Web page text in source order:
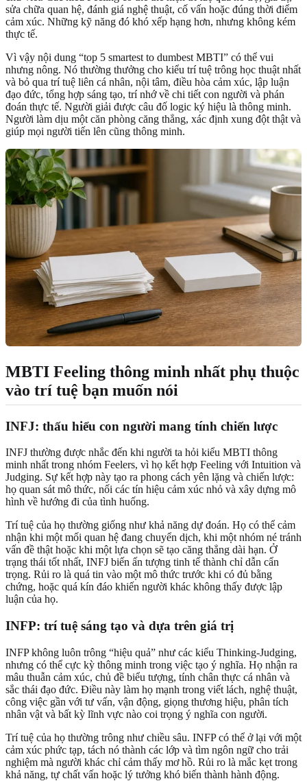
sửa chữa quan hệ, đánh giá nghệ thuật, cố vấn hoặc đúng thời điểm
cảm xúc. Những kỹ năng đó khó xếp hạng hơn, nhưng không kém
thực tế.
Vì vậy nội dung “top 5 smartest to dumbest MBTI” có thể vui
nhưng nông. Nó thường thưởng cho kiểu trí tuệ trông học thuật nhất
và bỏ qua trí tuệ liên cá nhân, nội tâm, điều hòa cảm xúc, lập luận
đạo đức, tổng hợp sáng tạo, trí nhớ về chi tiết con người và phán
đoán thực tế. Người giải được câu đố logic ký hiệu là thông minh.
Người làm dịu một căn phòng căng thẳng, xác định xung đột thật và
giúp mọi người tiến lên cũng thông minh.
MBTI Feeling thông minh nhất phụ thuộc
vào trí tuệ bạn muốn nói
INFJ: thấu hiểu con người mang tính chiến lược
INFJ thường được nhắc đến khi người ta hỏi kiểu MBTI thông
minh nhất trong nhóm Feelers, vì họ kết hợp Feeling với Intuition và
Judging. Sự kết hợp này tạo ra phong cách yên lặng và chiến lược:
họ quan sát mô thức, nối các tín hiệu cảm xúc nhỏ và xây dựng mô
hình về hướng đi của tình huống.
Trí tuệ của họ thường giống như khả năng dự đoán. Họ có thể cảm
nhận khi một mối quan hệ đang chuyển dịch, khi một nhóm né tránh
vấn đề thật hoặc khi một lựa chọn sẽ tạo căng thẳng dài hạn. Ở
trạng thái tốt nhất, INFJ biến ấn tượng tinh tế thành chỉ dẫn cẩn
trọng. Rủi ro là quá tin vào một mô thức trước khi có đủ bằng
chứng, hoặc quá kín đáo khiến người khác không thấy được lập
luận của họ.
INFP: trí tuệ sáng tạo và dựa trên giá trị
INFP không luôn trông “hiệu quả” như các kiểu Thinking-Judging,
nhưng có thể cực kỳ thông minh trong việc tạo ý nghĩa. Họ nhận ra
mâu thuẫn cảm xúc, chủ đề biểu tượng, tính chân thực cá nhân và
sắc thái đạo đức. Điều này làm họ mạnh trong viết lách, nghệ thuật,
công việc gần với tư vấn, vận động, giọng thương hiệu, phân tích
nhân vật và bất kỳ lĩnh vực nào coi trọng ý nghĩa con người.
Trí tuệ của họ thường trông như chiều sâu. INFP có thể ở lại với một
cảm xúc phức tạp, tách nó thành các lớp và tìm ngôn ngữ cho trải
nghiệm mà người khác chỉ cảm thấy mơ hồ. Rủi ro là mắc kẹt trong
khả năng, tự chất vấn hoặc lý tưởng khó biến thành hành động.